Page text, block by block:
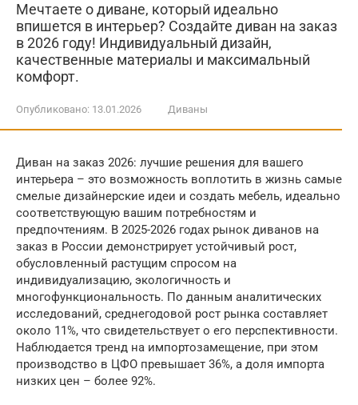
Мечтаете о диване, который идеально
впишется в интерьер? Создайте диван на заказ
в 2026 году! Индивидуальный дизайн,
качественные материалы и максимальный
комфорт.
Опубликовано: 13.01.2026 Диваны
Диван на заказ 2026: лучшие решения для вашего
интерьера – это возможность воплотить в жизнь самые
смелые дизайнерские идеи и создать мебель, идеально
соответствующую вашим потребностям и
предпочтениям. В 2025-2026 годах рынок диванов на
заказ в России демонстрирует устойчивый рост,
обусловленный растущим спросом на
индивидуализацию, экологичность и
многофункциональность. По данным аналитических
исследований, среднегодовой рост рынка составляет
около 11%, что свидетельствует о его перспективности.
Наблюдается тренд на импортозамещение, при этом
производство в ЦФО превышает 36%, а доля импорта
низких цен – более 92%.